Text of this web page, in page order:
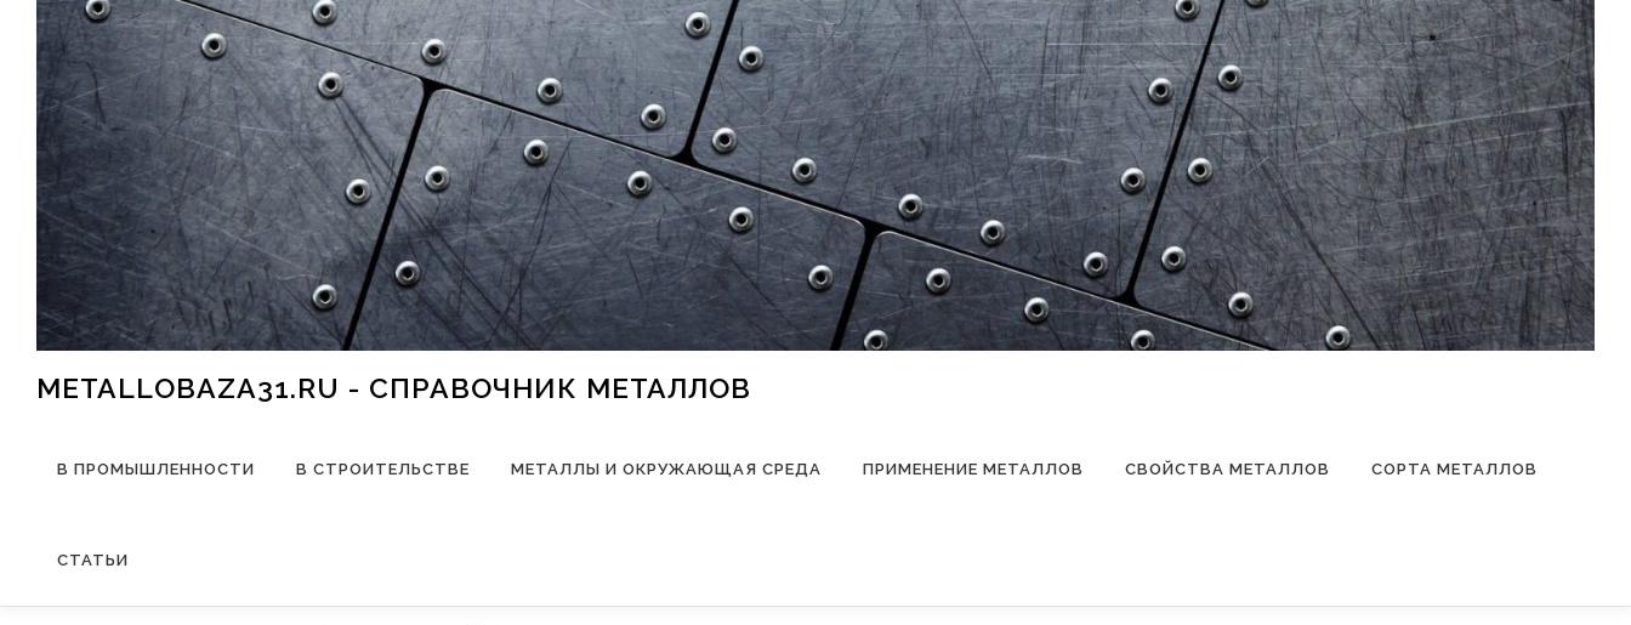
Перейти к содержимому
METALLOBAZA31.RU - СПРАВОЧНИК МЕТАЛЛОВ
В ПРОМЫШЛЕННОСТИ В СТРОИТЕЛЬСТВЕ МЕТАЛЛЫ И ОКРУЖАЮЩАЯ СРЕДА ПРИМЕНЕНИЕ МЕТАЛЛОВ СВОЙСТВА МЕТАЛЛОВ СОРТА МЕТАЛЛОВ
СТАТЬИ